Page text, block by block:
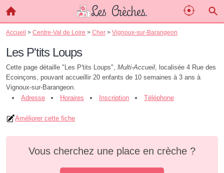
Accueil > Centre-Val de Loire > Cher > Vignoux-sur-Barangeon
Les P'tits Loups
Cette page détaille "Les P'tits Loups", Multi-Accueil, localisée 4 Rue des
Ecoinçons, pouvant accueillir 20 enfants de 10 semaines à 3 ans à
Vignoux-sur-Barangeon.
Adresse
Horaires Inscription Téléphone
Améliorer cette fiche
Vous cherchez une place en crèche ?